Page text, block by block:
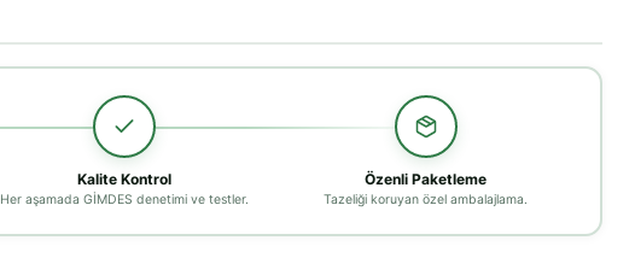
Kalite Kontrol
Her aşamada GİMDES denetimi ve testler.
Özenli Paketleme
Tazeliği koruyan özel ambalajlama.